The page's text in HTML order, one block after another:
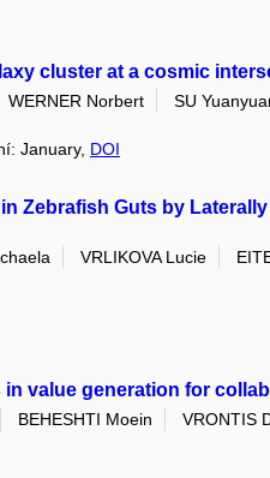
cluster at a cosmic
WERNER Norbert SU
January, DOI
Zebrafish Guts by
VRLIKOVA Lucie
value generation for
BEHESHTI Moein
VRONTIS